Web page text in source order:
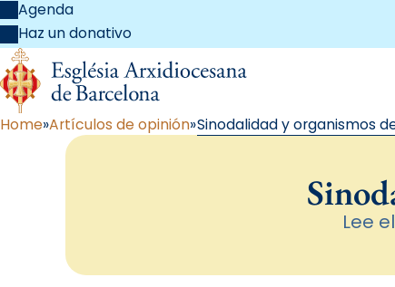
Agenda
Haz un donativo
Home Artículos de opinión Sinodalidad y organismos
Lee